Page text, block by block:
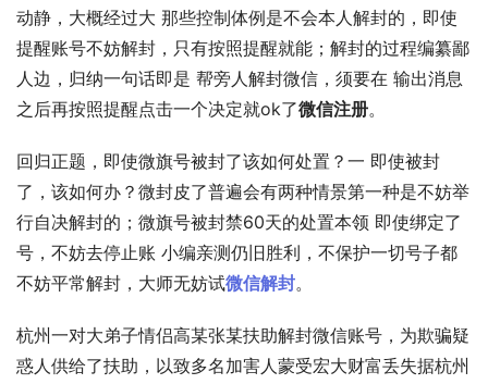
动静，大概经过大 那些控制体例是不会本人解封的，即使
提醒账号不妨解封，只有按照提醒就能；解封的过程编纂鄙
人边，归纳一句话即是 帮旁人解封微信，须要在 输出消息
之后再按照提醒点击一个决定就ok了微信注册。
回归正题，即使微旗号被封了该如何处置？一 即使被封
了，该如何办？微封皮了普遍会有两种情景第一种是不妨举
行自决解封的；微旗号被封禁60天的处置本领 即使绑定了
号，不妨去停止账 小编亲测仍旧胜利，不保护一切号子都
不妨平常解封，大师无妨试微信解封。
杭州一对大弟子情侣高某张某扶助解封微信账号，为欺骗疑
惑人供给了扶助，以致多名加害人蒙受宏大财富丢失据杭州